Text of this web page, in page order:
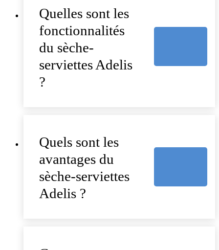
Quelles sont les
fonctionnalités
du sèche-
serviettes Adelis
?
Quels sont les
avantages du
sèche-serviettes
Adelis ?